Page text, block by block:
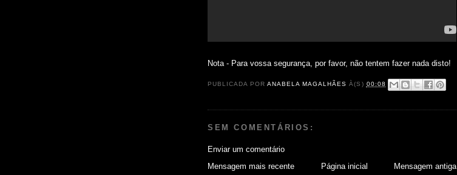
Nota - Para vossa segurança, por favor, não tentem fazer nada disto!
PUBLICADA PORANABELA MAGALHÃES À(S) 00:08
SEM COMENTÁRIOS:
Enviar um comentário
Mensagem mais recente
Mensagem antiga
Página inicial